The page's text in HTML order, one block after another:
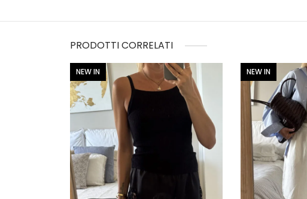
PRODOTTI CORRELATI
NEW IN NEW IN